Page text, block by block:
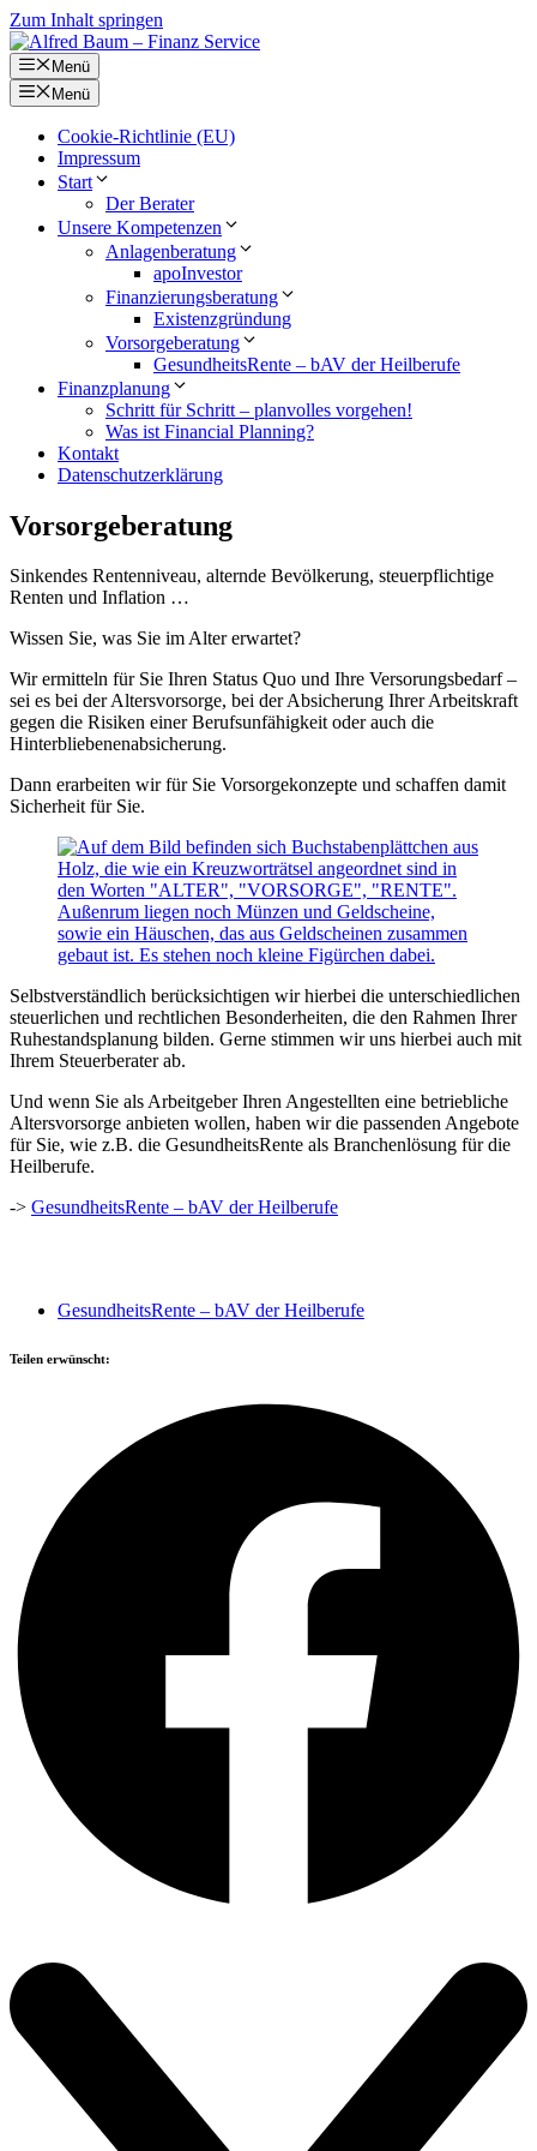
Zum Inhalt springen
Menü
Menü
Cookie-Richtlinie (EU)
Impressum
Start
Der Berater
Unsere Kompetenzen
Anlagenberatung
apoInvestor
Finanzierungsberatung
Existenzgründung
Vorsorgeberatung
GesundheitsRente – bAV der Heilberufe
Finanzplanung
Schritt für Schritt – planvolles vorgehen!
Was ist Financial Planning?
Kontakt
Datenschutzerklärung
Vorsorgeberatung
Sinkendes Rentenniveau, alternde Bevölkerung, steuerpflichtige
Renten und Inflation …
Wissen Sie, was Sie im Alter erwartet?
Wir ermitteln für Sie Ihren Status Quo und Ihre Versorungsbedarf –
sei es bei der Altersvorsorge, bei der Absicherung Ihrer Arbeitskraft
gegen die Risiken einer Berufsunfähigkeit oder auch die
Hinterbliebenenabsicherung.
Dann erarbeiten wir für Sie Vorsorgekonzepte und schaffen damit
Sicherheit für Sie.
Selbstverständlich berücksichtigen wir hierbei die unterschiedlichen
steuerlichen und rechtlichen Besonderheiten, die den Rahmen Ihrer
Ruhestandsplanung bilden. Gerne stimmen wir uns hierbei auch mit
Ihrem Steuerberater ab.
Und wenn Sie als Arbeitgeber Ihren Angestellten eine betriebliche
Altersvorsorge anbieten wollen, haben wir die passenden Angebote
für Sie, wie z.B. die GesundheitsRente als Branchenlösung für die
Heilberufe.
-> GesundheitsRente – bAV der Heilberufe
GesundheitsRente – bAV der Heilberufe
Teilen erwünscht: